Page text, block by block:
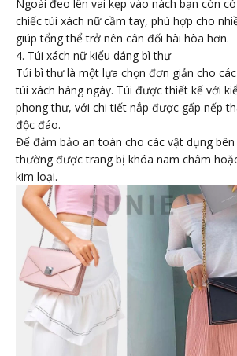
Ngoài đeo lên vai kẹp vào nách bạn còn
chiếc túi xách nữ cầm tay, phù hợp cho
giúp tổng thể trở nên cân đối hài hòa hơn.
4. Túi xách nữ kiểu dáng bì thư
Túi bì thư là một lựa chọn đơn giản cho
túi xách hàng ngày. Túi được thiết kế với
phong thư, với chi tiết nắp được gấp nếp
độc đáo.
Để đảm bảo an toàn cho các vật dụng
thường được trang bị khóa nam châm
kim loại.